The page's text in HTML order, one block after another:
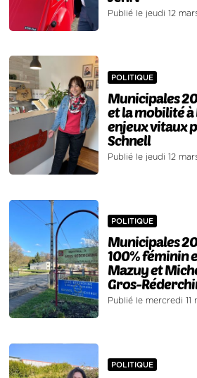
Publié le jeudi 12
POLITIQUE
Municipales
et la mobilité
enjeux vitaux
Schnell
Publié le jeudi 12
POLITIQUE
Municipales
100% féminin
Mazuy et
Gros-
Publié le mercredi 11
POLITIQUE